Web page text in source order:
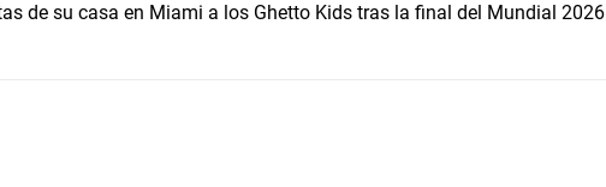
de su casa en Miami a los Ghetto Kids tras la final del Mundial 2026